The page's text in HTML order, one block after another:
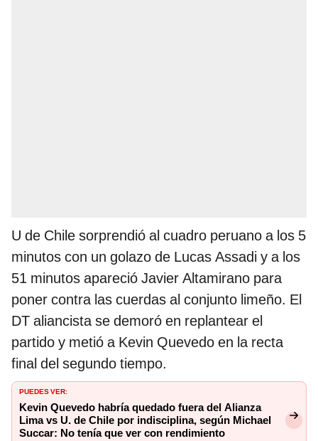
U de Chile sorprendió al cuadro peruano a los 5
minutos con un golazo de Lucas Assadi y a los
51 minutos apareció Javier Altamirano para
poner contra las cuerdas al conjunto limeño. El
DT aliancista se demoró en replantear el
partido y metió a Kevin Quevedo en la recta
final del segundo tiempo.
PUEDES VER:
Kevin Quevedo habría quedado fuera del Alianza
Lima vs U. de Chile por indisciplina, según Michael
Succar: No tenía que ver con rendimiento